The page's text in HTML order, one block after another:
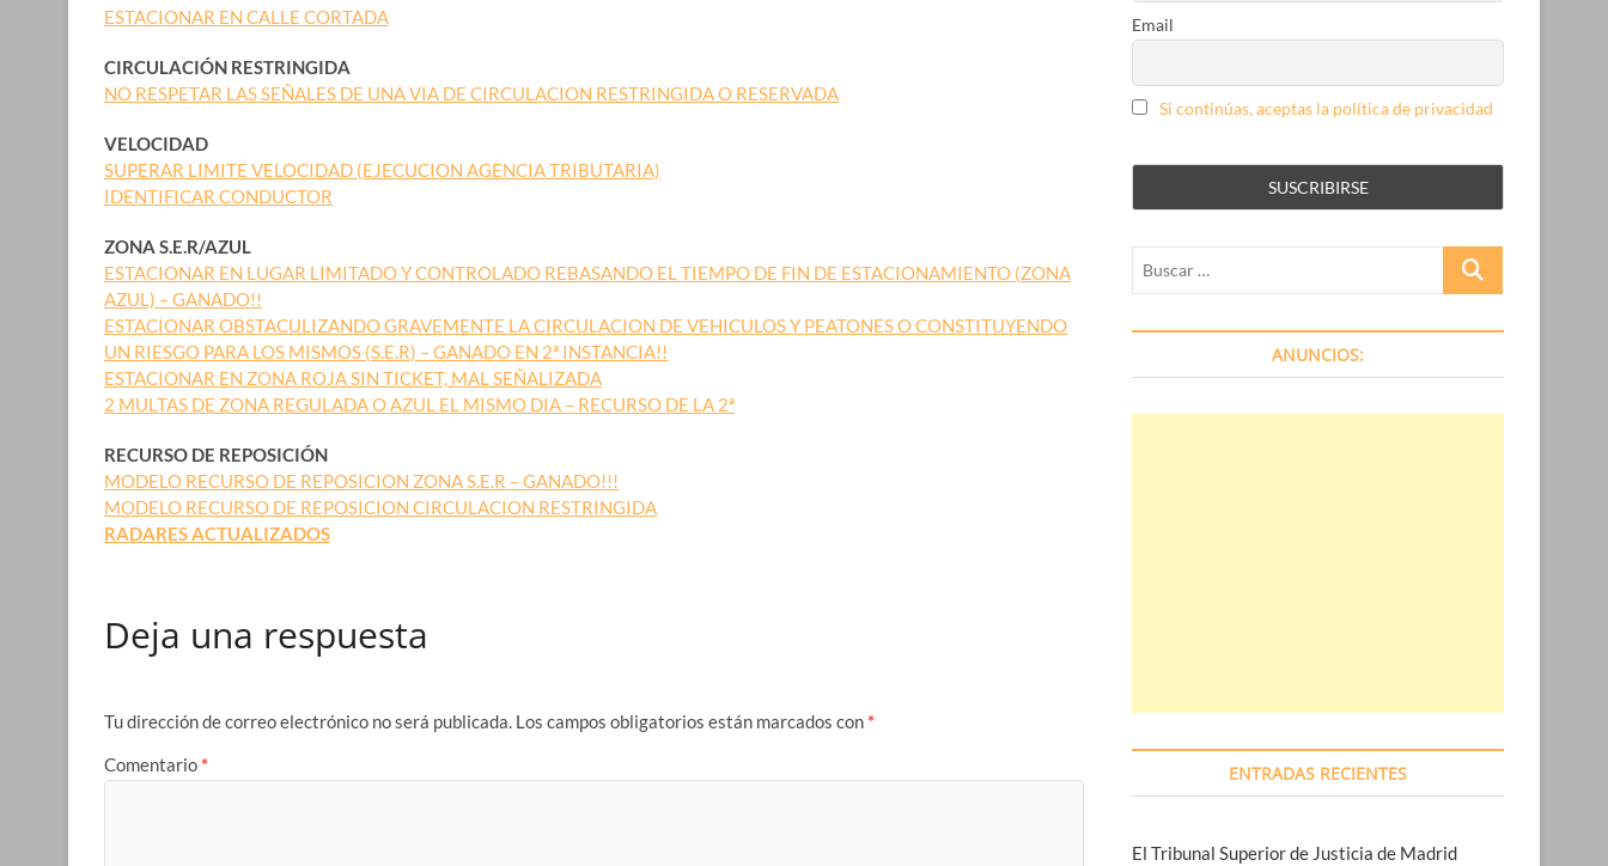
ESTACIONAR EN CALLE CORTADA
CIRCULACIÓN RESTRINGIDA
NO RESPETAR LAS SEÑALES DE UNA VIA DE CIRCULACION RESTRINGIDA O RESERVADA
VELOCIDAD
SUPERAR LIMITE VELOCIDAD (EJECUCION AGENCIA TRIBUTARIA)
IDENTIFICAR CONDUCTOR
ZONA S.E.R/AZUL
ESTACIONAR EN LUGAR LIMITADO Y CONTROLADO REBASANDO EL TIEMPO DE FIN DE ESTACIONAMIENTO (ZONA
AZUL) – GANADO!!
ESTACIONAR OBSTACULIZANDO GRAVEMENTE LA CIRCULACION DE VEHICULOS Y PEATONES O CONSTITUYENDO
UN RIESGO PARA LOS MISMOS (S.E.R) – GANADO EN 2ª INSTANCIA!!
ESTACIONAR EN ZONA ROJA SIN TICKET, MAL SEÑALIZADA
2 MULTAS DE ZONA REGULADA O AZUL EL MISMO DIA – RECURSO DE LA 2ª
RECURSO DE REPOSICIÓN
MODELO RECURSO DE REPOSICION ZONA S.E.R – GANADO!!!
MODELO RECURSO DE REPOSICION CIRCULACION RESTRINGIDA
RADARES ACTUALIZADOS
Deja una respuesta
Tu dirección de correo electrónico no será publicada. Los campos obligatorios están marcados con *
Comentario *
Email
Si continúas, aceptas la política de privacidad
Buscar
ANUNCIOS:
ENTRADAS RECIENTES
El Tribunal Superior de Justicia de Madrid